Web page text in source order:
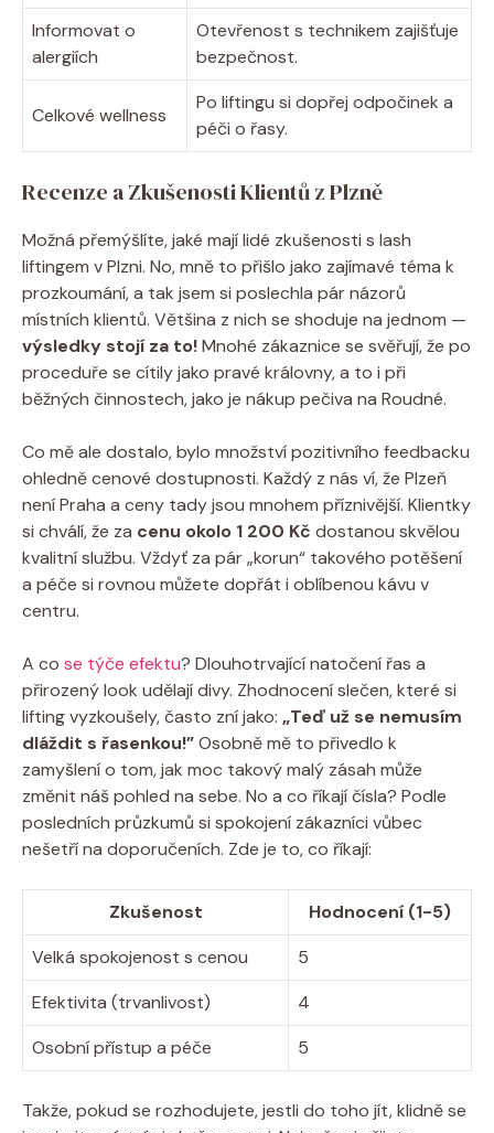
Informovat o
alergiích
Otevřenost s technikem zajišťuje
bezpečnost.
Celkové wellness
Po liftingu si dopřej odpočinek a
péči o řasy.
Recenze a Zkušenosti Klientů z Plzně
Možná přemýšlíte, jaké mají lidé zkušenosti s lash
liftingem v Plzni. No, mně to přišlo jako zajímavé téma k
prozkoumání, a tak jsem si poslechla pár názorů
místních klientů. Většina z nich se shoduje na jednom —
výsledky stojí za to!Mnohé zákaznice se svěřují, že po
proceduře se cítily jako pravé královny, a to i při
běžných činnostech, jako je nákup pečiva na Roudné.
Co mě ale dostalo, bylo množství pozitivního feedbacku
ohledně cenové dostupnosti. Každý z nás ví, že Plzeň
není Praha a ceny tady jsou mnohem příznivější. Klientky
si chválí, že za cenu okolo 1 200 Kč dostanou skvělou
kvalitní službu. Vždyť za pár „korun“ takového potěšení
a péče si rovnou můžete dopřát i oblíbenou kávu v
centru.
A co se týče efektu? Dlouhotrvající natočení řas a
přirozený look udělají divy. Zhodnocení slečen, které si
lifting vyzkoušely, často zní jako: „Teď už se nemusím
dláždit s řasenkou!”Osobně mě to přivedlo k
zamyšlení o tom, jak moc takový malý zásah může
změnit náš pohled na sebe. No a co říkají čísla? Podle
posledních průzkumů si spokojení zákazníci vůbec
nešetří na doporučeních. Zde je to, co říkají:
Zkušenost
Hodnocení (1-5)
Velká spokojenost s cenou
5
Efektivita (trvanlivost)
4
Osobní přístup a péče
5
Takže, pokud se rozhodujete, jestli do toho jít, klidně se